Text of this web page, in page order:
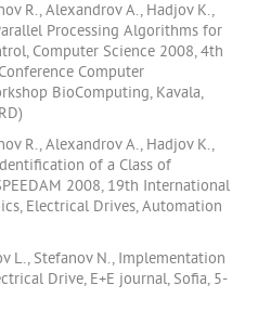
R., Alexandrov A., Hadjov K.,
Processing Algorithms for
Computer Science 2008, 4th
Computer
BioComputing, Kavala,
R., Alexandrov A., Hadjov K.,
of a Class of
2008, 19th International
Electrical Drives, Automation
L., Stefanov N., Implementation
Drive, E+E journal, Sofia, 5-